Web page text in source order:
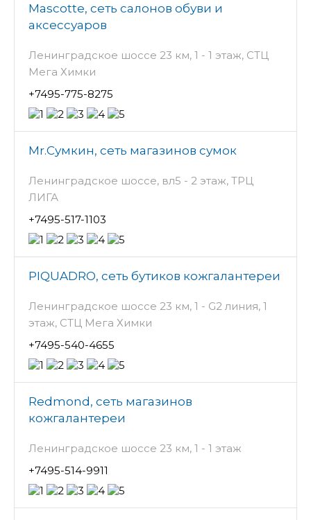
Mascotte, сеть салонов обуви и
аксессуаров
Ленинградское шоссе 23 км, 1 - 1 этаж, СТЦ
Мега Химки
+7495-775-8275
Mr.Сумкин, сеть магазинов сумок
Ленинградское шоссе, вл5 - 2 этаж, ТРЦ
ЛИГА
+7495-517-1103
PIQUADRO, сеть бутиков кожгалантереи
Ленинградское шоссе 23 км, 1 - G2 линия, 1
этаж, СТЦ Мега Химки
+7495-540-4655
Redmond, сеть магазинов
кожгалантереи
Ленинградское шоссе 23 км, 1 - 1 этаж
+7495-514-9911